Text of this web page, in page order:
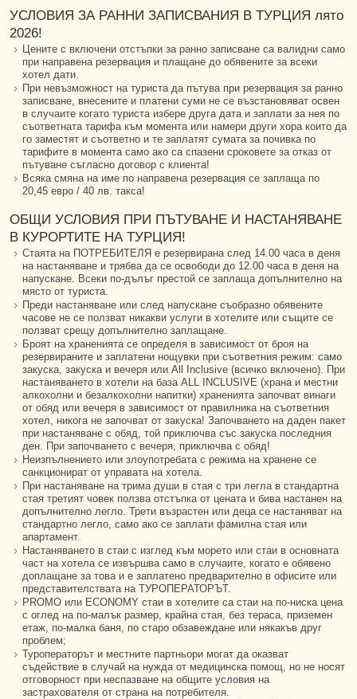
УСЛОВИЯ ЗА РАННИ ЗАПИСВАНИЯ В ТУРЦИЯ лято
2026!
Цените с включени отстъпки за ранно записване са валидни само
при направена резервация и плащане до обявените за всеки
хотел дати.
При невъзможност на туриста да пътува при резервация за ранно
записване, внесените и платени суми не се възстановяват освен
в случаите когато туриста избере друга дата и заплати за нея по
съответната тарифа към момента или намери други хора които да
го заместят и съответно и те заплатят сумата за почивка по
тарифите в момента само ако са спазени сроковете за отказ от
пътуване съгласно договор с клиента!
Всяка смяна на име по направена резервация се заплаща по
20,45 евро / 40 лв. такса!
ОБЩИ УСЛОВИЯ ПРИ ПЪТУВАНЕ И НАСТАНЯВАНЕ
В КУРОРТИТЕ НА ТУРЦИЯ!
Стаята на ПОТРЕБИТЕЛЯ е резервирана след 14.00 часа в деня
на настаняване и трябва да се освободи до 12.00 часа в деня на
напускане. Всеки по-дълъг престой се заплаща допълнително на
място от туриста.
Преди настаняване или след напускане съобразно обявените
часове не се ползват никакви услуги в хотелите или същите се
ползват срещу допълнително заплащане.
Броят на храненията се определя в зависимост от броя на
резервираните и заплатени нощувки при съответния режим: само
закуска, закуска и вечеря или All Inclusive (всичко включено). При
настаняването в хотели на база ALL INCLUSIVE (храна и местни
алкохолни и безалкохолни напитки) храненията започват винаги
от обяд или вечеря в зависимост от правилника на съответния
хотел, никога не започват от закуска! Започването на даден пакет
при настаняване с обяд, той приключва със закуска последния
ден. При започването с вечеря, приключва с обяд!
Неизпълнението или злоупотребата с режима на хранене се
санкционират от управата на хотела.
При настаняване на трима души в стая с три легла в стандартна
стая третият човек ползва отстъпка от цената и бива настанен на
допълнително легло. Трети възрастен или деца се настаняват на
стандартно легло, само ако се заплати фамилна стая или
апартамент.
Настаняването в стаи с изглед към морето или стаи в основната
част на хотела се извършва само в случаите, когато е обявено
доплащане за това и е заплатено предварително в офисите или
представителствата на ТУРОПЕРАТОРЪТ.
PROMO или ECONOMY стаи в хотелите са стаи на по-ниска цена
с оглед на по-малък размер, крайна стая, без тераса, приземен
етаж, по-малка баня, по старо обзавеждане или някакъв друг
проблем;
Туроператорът и местните партньори могат да оказват
съдействие в случай на нужда от медицинска помощ, но не носят
отговорност при неспазване на общите условия на
застрахователя от страна на потребителя.